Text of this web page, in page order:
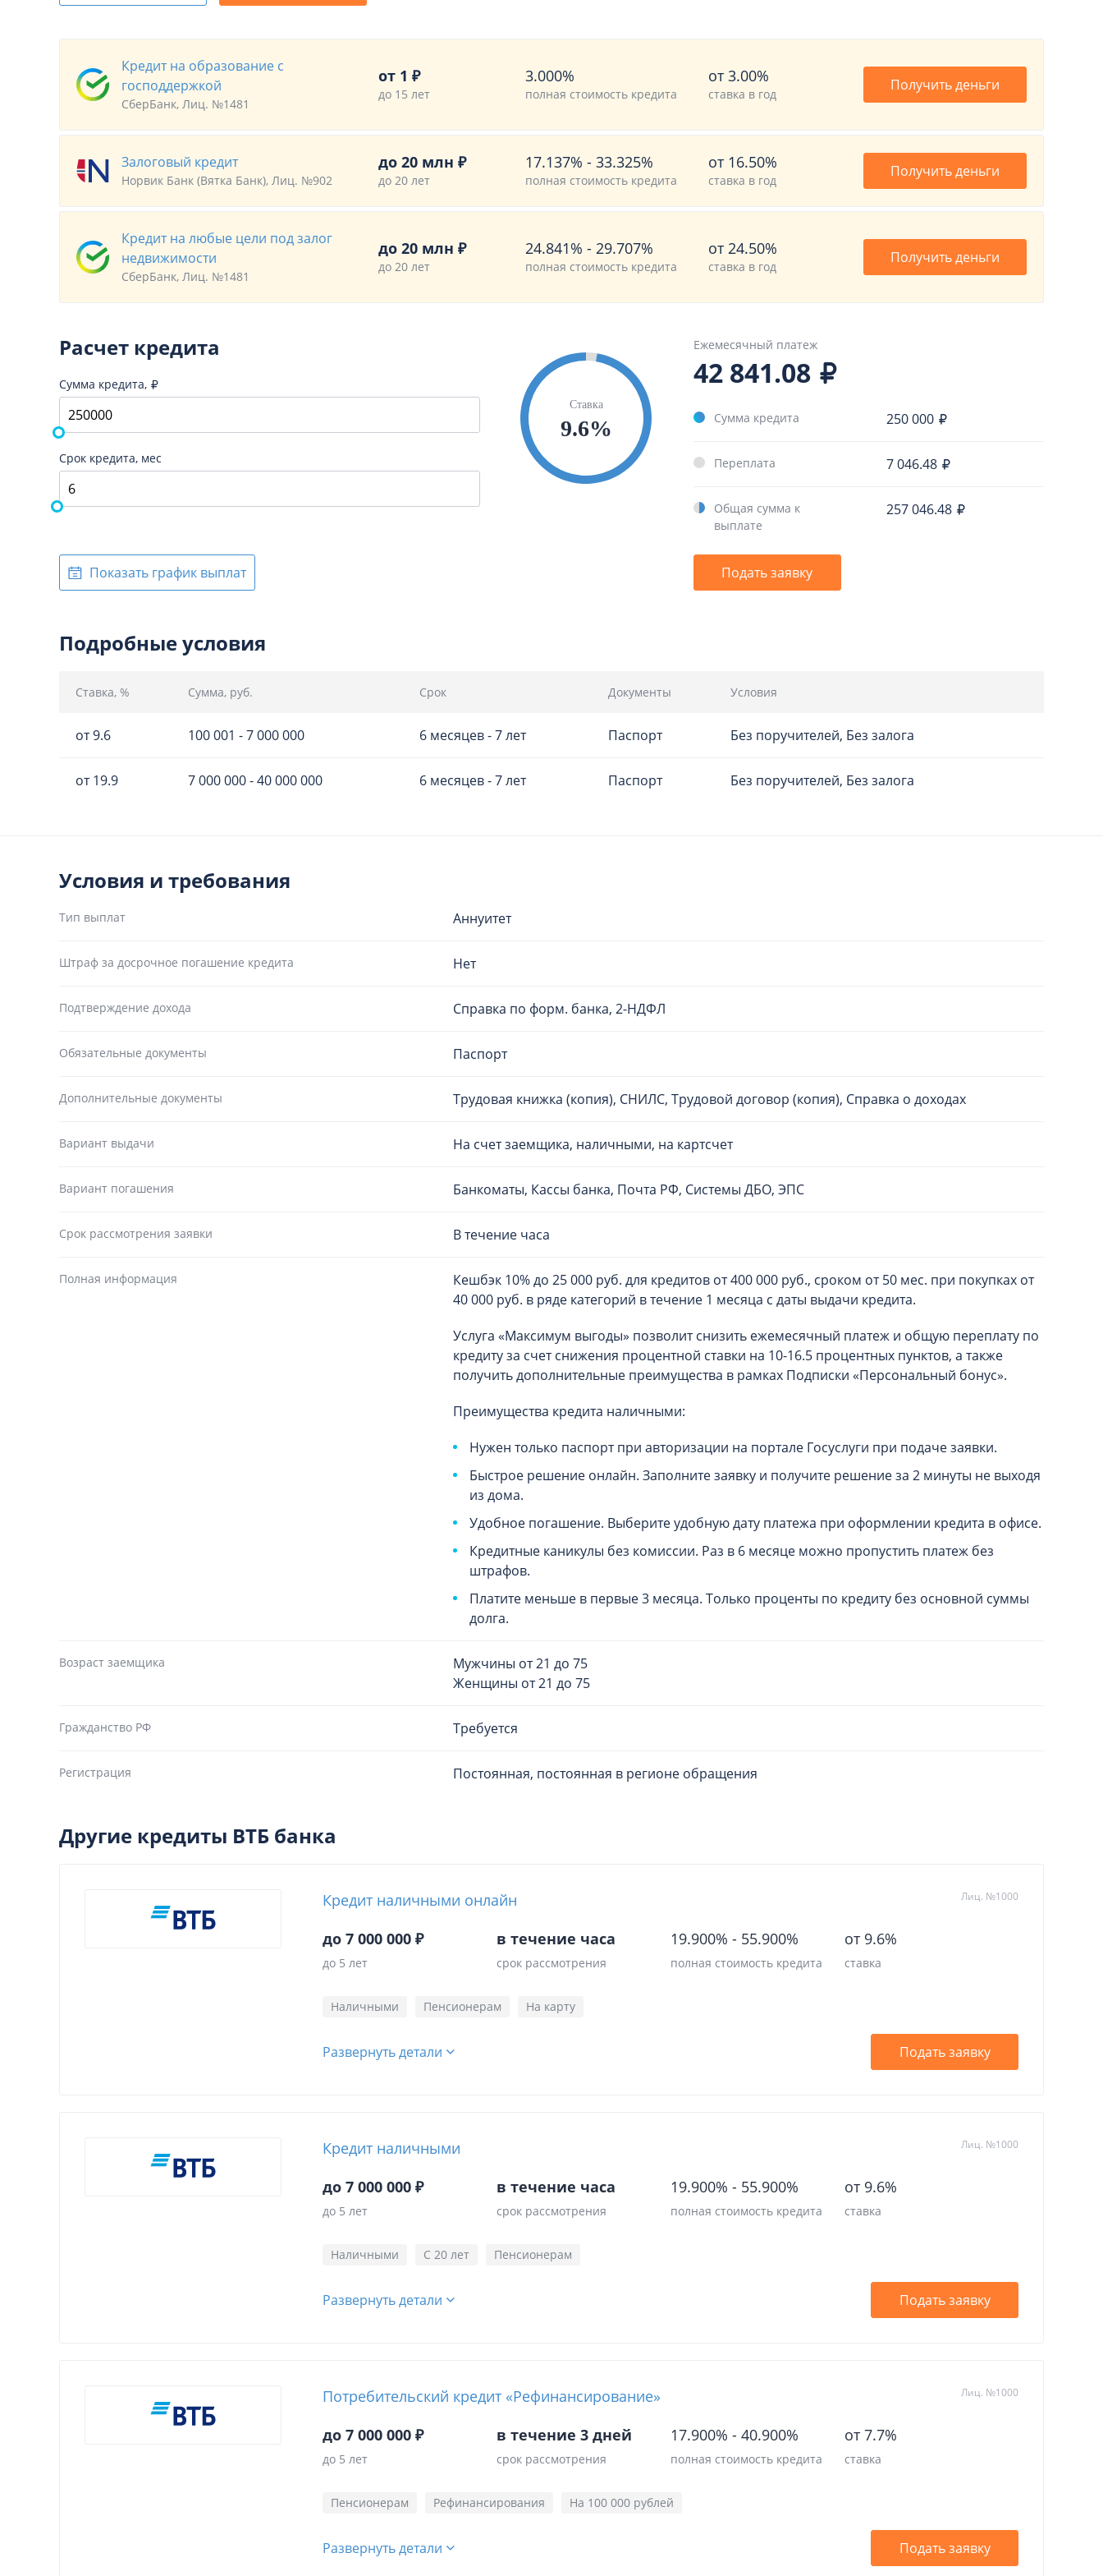
Кредит на образование с
господдержкой
СберБанк, Лиц. №1481
от 1 ₽
до 15 лет
3.000%
полная стоимость кредита
от 3.00%
ставка в год
Получить деньги
Залоговый кредит
Норвик Банк (Вятка Банк), Лиц. №902
до 20 млн ₽
до 20 лет
17.137% - 33.325%
полная стоимость кредита
от 16.50%
ставка в год
Получить деньги
Кредит на любые цели под залог
недвижимости
СберБанк, Лиц. №1481
до 20 млн ₽
до 20 лет
24.841% - 29.707%
полная стоимость кредита
от 24.50%
ставка в год
Получить деньги
Расчет кредита
Сумма кредита,
Срок кредита, мес
Показать график выплат
9.6%
Ставка
Ежемесячный платеж
42 841.08
Сумма кредита 250 000
Переплата 7 046.48
Общая сумма к
выплате
257 046.48
Подать заявку
Подробные условия
Ставка, % Сумма, руб. Срок Документы Условия
от 9.6 100 001 - 7 000 000 6 месяцев - 7 лет Паспорт Без поручителей, Без залога
от 19.9 7 000 000 - 40 000 000 6 месяцев - 7 лет Паспорт Без поручителей, Без залога
Условия и требования
Тип выплат Аннуитет
Штраф за досрочное погашение кредита Нет
Подтверждение дохода Справка по форм. банка, 2-НДФЛ
Обязательные документы Паспорт
Дополнительные документы Трудовая книжка (копия), СНИЛС, Трудовой договор (копия), Справка о доходах
Вариант выдачи На счет заемщика, наличными, на картсчет
Вариант погашения Банкоматы, Кассы банка, Почта РФ, Системы ДБО, ЭПС
Срок рассмотрения заявки В течение часа
Полная информация
Кешбэк 10% до 25 000 руб. для кредитов от 400 000 руб., сроком от 50 мес. при покупках от
40 000 руб. в ряде категорий в течение 1 месяца с даты выдачи кредита.
Услуга «Максимум выгоды» позволит снизить ежемесячный платеж и общую переплату по
кредиту за счет снижения процентной ставки на 10-16.5 процентных пунктов, а также
получить дополнительные преимущества в рамках Подписки «Персональный бонус».
Преимущества кредита наличными:
Нужен только паспорт при авторизации на портале Госуслуги при подаче заявки.
Быстрое решение онлайн. Заполните заявку и получите решение за 2 минуты не выходя
из дома.
Удобное погашение. Выберите удобную дату платежа при оформлении кредита в офисе.
Кредитные каникулы без комиссии. Раз в 6 месяце можно пропустить платеж без
штрафов.
Платите меньше в первые 3 месяца. Только проценты по кредиту без основной суммы
долга.
Возраст заемщика
Мужчины от 21 до 75
Женщины от 21 до 75
Гражданство РФ Требуется
Регистрация Постоянная, постоянная в регионе обращения
Другие кредиты ВТБ банка
Кредит наличными онлайн Лиц. №1000
до 7 000 000 ₽
до 5 лет
в течение часа
срок рассмотрения
19.900% - 55.900%
полная стоимость кредита
от 9.6%
ставка
Наличными Пенсионерам На карту
Развернуть детали Подать заявку
Кредит наличными Лиц. №1000
до 7 000 000 ₽
до 5 лет
в течение часа
срок рассмотрения
19.900% - 55.900%
полная стоимость кредита
от 9.6%
ставка
Наличными С 20 лет Пенсионерам
Развернуть детали Подать заявку
Потребительский кредит «Рефинансирование» Лиц. №1000
до 7 000 000 ₽
до 5 лет
в течение 3 дней
срок рассмотрения
17.900% - 40.900%
полная стоимость кредита
от 7.7%
ставка
Пенсионерам Рефинансирования На 100 000 рублей
Развернуть детали Подать заявку